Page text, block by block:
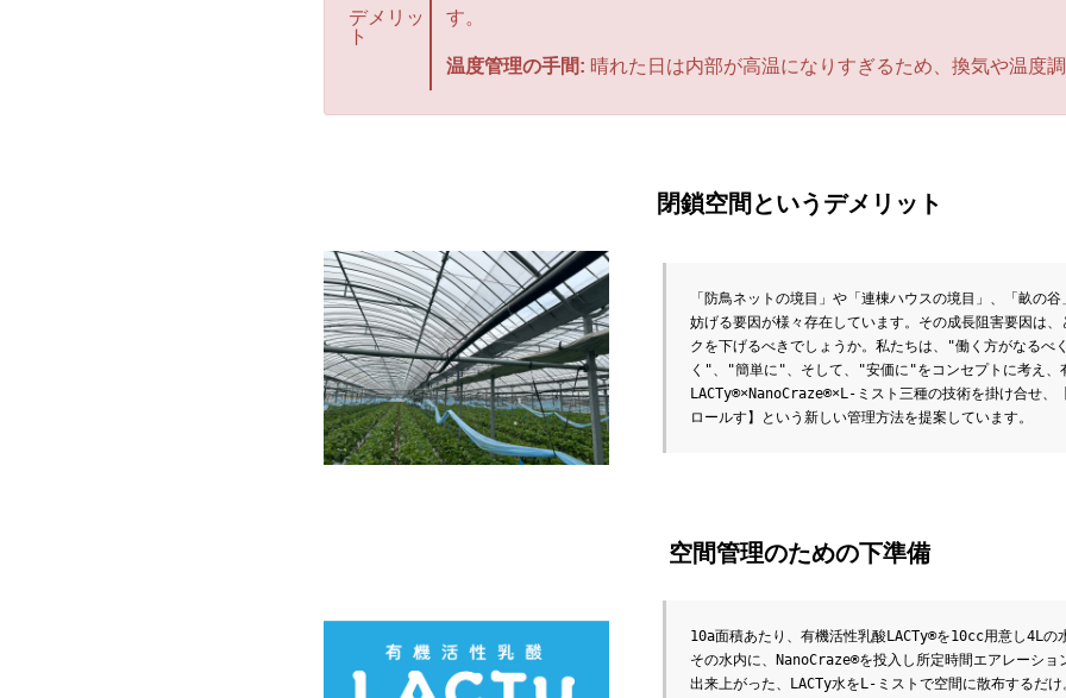
デメリッ
ト
す。
温度管理の手間: 晴れた日は内部が高温になりすぎるため、換気や温度調
閉鎖空間というデメリット
「防鳥ネットの境目」や「連棟ハウスの境目」、「畝の
妨げる要因が様々存在しています。その成長阻害要因は、
クを下げるべきでしょうか。私たちは、"働く方がなるべ
く"、"簡単に"、そして、"安価に"をコンセプトに考え、
LACTy®×NanoCraze®×L-ミスト三種の技術を掛け合せ、
ロールす】という新しい管理方法を提案しています。
空間管理のための下準備
10a面積あたり、有機活性乳酸LACTy®を10cc用意し4Lの
その水内に、NanoCraze®を投入し所定時間エアレーショ
出来上がった、LACTy水をL-ミストで空間に散布するだけ